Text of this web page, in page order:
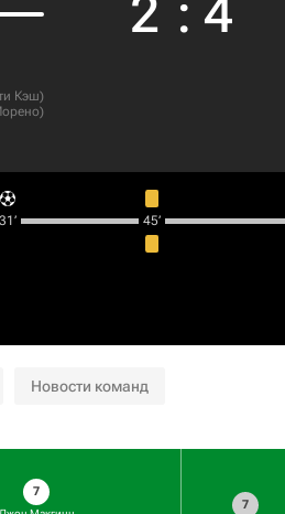
2 : 4
Кэш)
)
31‎’‎ 45‎’‎
Новости команд
7
7